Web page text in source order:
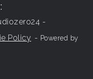
-
Policy - Powered by